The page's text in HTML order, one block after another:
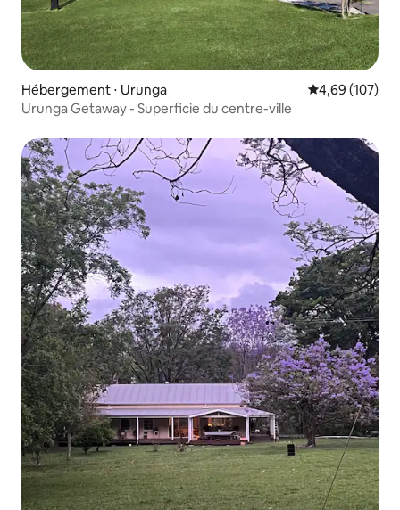
Hébergement ⋅ Urunga Évaluation
4,69 (107)
Urunga Getaway - Superficie du centre-ville